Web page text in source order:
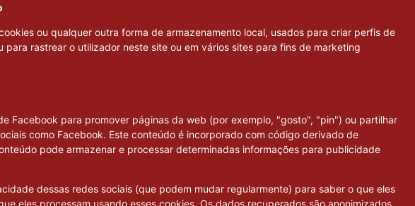
ou qualquer outra forma de armazenamento local, usados para criar perfis de
rastrear o utilizador neste site ou em vários sites para fins de marketing
Facebook para promover páginas da web (por exemplo, "gosto", "pin") ou partilhar
como Facebook. Este conteúdo é incorporado com código derivado de
pode armazenar e processar determinadas informações para publicidade
dessas redes sociais (que podem mudar regularmente) para saber o que eles
eles processam usando esses cookies. Os dados recuperados são anonimizados